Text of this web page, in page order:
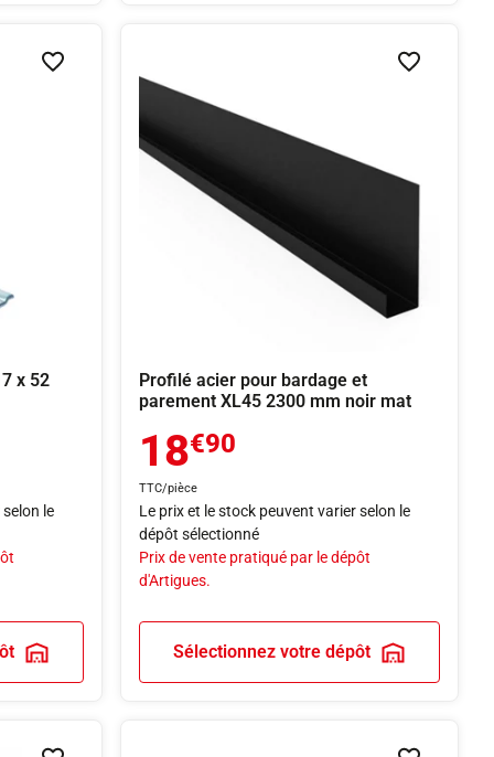
Ajouter à la liste de souhaits
x 52
le
Ajouter à la
Profilé acier pour bardage et
parement XL45 2300 mm noir mat
18€90
TTC/pièce
Le prix et le stock peuvent varier selon le
dépôt sélectionné
Prix de vente pratiqué par le dépôt
d'Artigues.
Sélectionnez votre dépôt